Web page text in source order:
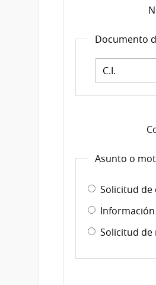
Documento
Documento
de
Identidad:
Asunto o
Solicitud de
Solicitud de